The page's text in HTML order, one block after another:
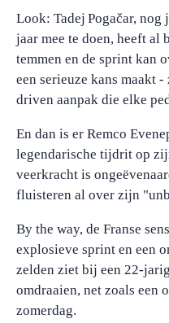
Look: Tadej Pogačar, nog
jaar mee te doen, heeft al
temmen en de sprint kan
een serieuze kans maakt
driven aanpak die elke
En dan is er Remco
legendarische tijdrit op
veerkracht is
fluisteren al over zijn
By the way, de Franse
explosieve sprint en een
zelden ziet bij een 22-
omdraaien, net zoals een
zomerdag.